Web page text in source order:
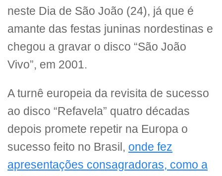
neste Dia de São João (24), já que é
amante das festas juninas nordestinas e
chegou a gravar o disco “São João
Vivo”, em 2001.
A turnê europeia da revisita de sucesso
ao disco “Refavela” quatro décadas
depois promete repetir na Europa o
sucesso feito no Brasil, onde fez
apresentações consagradoras, como a